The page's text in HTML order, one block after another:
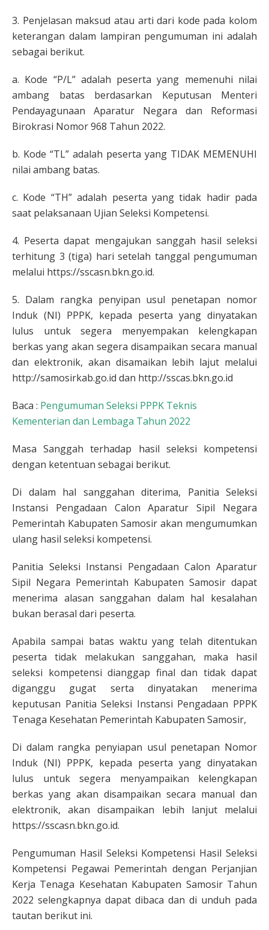
3. Penjelasan maksud atau arti dari kode pada kolom
keterangan dalam lampiran pengumuman ini adalah
sebagai berikut.
a. Kode “P/L” adalah peserta yang memenuhi nilai
ambang batas berdasarkan Keputusan Menteri
Pendayagunaan Aparatur Negara dan Reformasi
Birokrasi Nomor 968 Tahun 2022.
b. Kode “TL” adalah peserta yang TIDAK MEMENUHI
nilai ambang batas.
c. Kode “TH” adalah peserta yang tidak hadir pada
saat pelaksanaan Ujian Seleksi Kompetensi.
4. Peserta dapat mengajukan sanggah hasil seleksi
terhitung 3 (tiga) hari setelah tanggal pengumuman
melalui https://sscasn.bkn.go.id.
5. Dalam rangka penyipan usul penetapan nomor
Induk (NI) PPPK, kepada peserta yang dinyatakan
lulus untuk segera menyempakan kelengkapan
berkas yang akan segera disampaikan secara manual
dan elektronik, akan disamaikan lebih lajut melalui
http://samosirkab.go.id dan http://sscas.bkn.go.id
Baca : Pengumuman Seleksi PPPK Teknis
Kementerian dan Lembaga Tahun 2022
Masa Sanggah terhadap hasil seleksi kompetensi
dengan ketentuan sebagai berikut.
Di dalam hal sanggahan diterima, Panitia Seleksi
Instansi Pengadaan Calon Aparatur Sipil Negara
Pemerintah Kabupaten Samosir akan mengumumkan
ulang hasil seleksi kompetensi.
Panitia Seleksi Instansi Pengadaan Calon Aparatur
Sipil Negara Pemerintah Kabupaten Samosir dapat
menerima alasan sanggahan dalam hal kesalahan
bukan berasal dari peserta.
Apabila sampai batas waktu yang telah ditentukan
peserta tidak melakukan sanggahan, maka hasil
seleksi kompetensi dianggap final dan tidak dapat
diganggu gugat serta dinyatakan menerima
keputusan Panitia Seleksi Instansi Pengadaan PPPK
Tenaga Kesehatan Pemerintah Kabupaten Samosir,
Di dalam rangka penyiapan usul penetapan Nomor
Induk (NI) PPPK, kepada peserta yang dinyatakan
lulus untuk segera menyampaikan kelengkapan
berkas yang akan disampaikan secara manual dan
elektronik, akan disampaikan lebih lanjut melalui
https://sscasn.bkn.go.id.
Pengumuman Hasil Seleksi Kompetensi Hasil Seleksi
Kompetensi Pegawai Pemerintah dengan Perjanjian
Kerja Tenaga Kesehatan Kabupaten Samosir Tahun
2022 selengkapnya dapat dibaca dan di unduh pada
tautan berikut ini.